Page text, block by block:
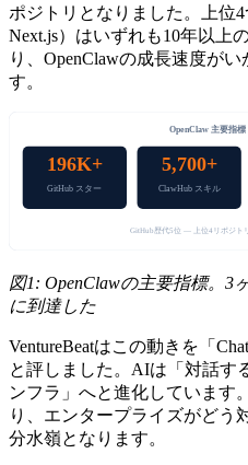
ポジトリとなりました。上位4
Next.js）はいずれも10年以上
り、OpenClawの成長速度が
す。
OpenClaw 主要指標
196K+
GitHub スター
5,700+
ClawHub スキル
GitHub歴代5位 — 上位4リポジト
図1: OpenClawの主要指標。3
に到達した
VentureBeatはこの動きを「
と評しました。AIは「対話す
ンフラ」へと進化しています
り、エンタープライズがどう
分水嶺となります。